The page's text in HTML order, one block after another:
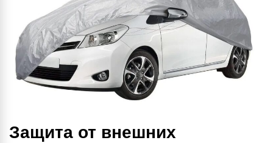
Защита от внешних